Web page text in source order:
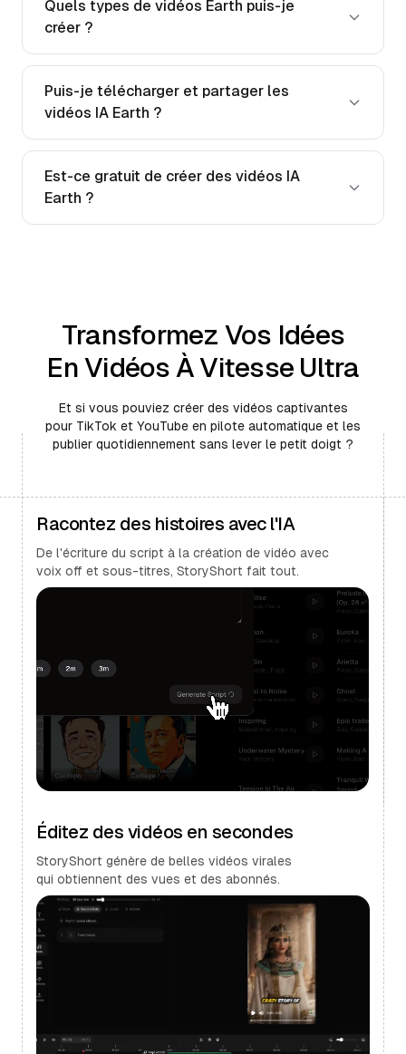
Quels types de vidéos Earth puis-je
créer ?
Puis-je télécharger et partager les
vidéos IA Earth ?
Est-ce gratuit de créer des vidéos IA
Earth ?
Transformez Vos Idées
En Vidéos À Vitesse Ultra
Et si vous pouviez créer des vidéos captivantes
pour TikTok et YouTube en pilote automatique et les
publier quotidiennement sans lever le petit doigt ?
Racontez des histoires avec l'IA
De l'écriture du script à la création de vidéo avec
voix off et sous-titres, StoryShort fait tout.
Éditez des vidéos en secondes
StoryShort génère de belles vidéos virales
qui obtiennent des vues et des abonnés.